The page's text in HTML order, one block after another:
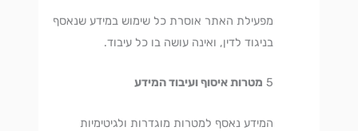
מפעילת האתר אוסרת כל שימוש במידע שנאסף
בניגוד לדין, ואינה עושה בו כל עיבוד.
מטרות איסוף ועיבוד המידע
המידע נאסף למטרות מוגדרות ולגיטימיות